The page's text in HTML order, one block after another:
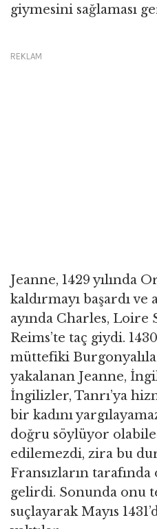
giymesini sağlaması
REKLAM
Jeanne, 1429 yılında
kaldırmayı başardı ve
ayında Charles, Loire
Reims’te taç giydi.
müttefiki
yakalanan Jeanne,
İngilizler, Tanrı’ya
bir kadını
doğru söylüyor
edilemezdi, zira bu
Fransızların
gelirdi. Sonunda onu
suçlayarak Mayıs